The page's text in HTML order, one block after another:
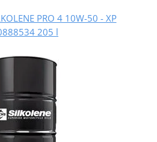
PRO 4 10W-50 - XP
205 l